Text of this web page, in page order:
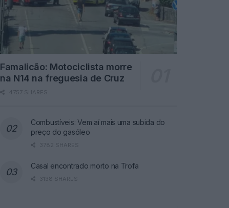
Famalicão: Motociclista morre
na N14 na freguesia de Cruz
4757 SHARES
Combustíveis: Vem aí mais uma subida do
preço do gasóleo
3782 SHARES
Casal encontrado morto na Trofa
3138 SHARES